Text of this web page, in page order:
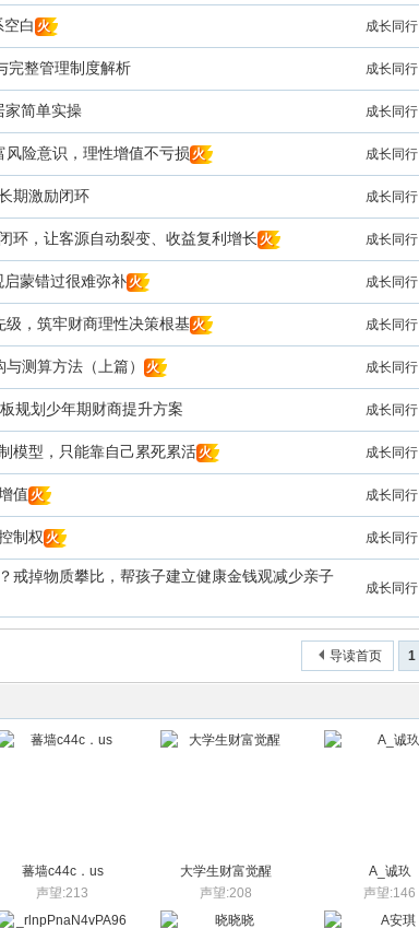
白 火 成长同行
完整管理制度解析 成长同行
家简单实操 成长同行
险意识，理性增值不亏损 火 成长同行
期激励闭环 成长同行
环，让客源自动裂变、收益复利增长 火 成长同行
蒙错过很难弥补 火 成长同行
，筑牢财商理性决策根基 火 成长同行
测算方法（上篇） 火 成长同行
规划少年期财商提升方案 成长同行
模型，只能靠自己累死累活 火 成长同行
值 火 成长同行
制权 火 成长同行
戒掉物质攀比，帮孩子建立健康金钱观减少亲子
成长同行
1
导读首页
蕃墙c44c．us
声望:213
大学生财富觉醒
声望:208
A_诚玖
声望:146